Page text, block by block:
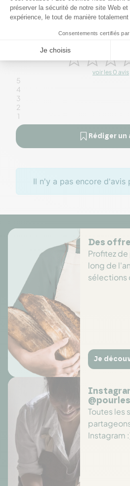
0
voir les 0 avis
5
4
3
2
1
Rédiger un
Il n'y a pas encore d'avis
Des
Profitez
long de
sélections
Je
Toutes les
Instagram